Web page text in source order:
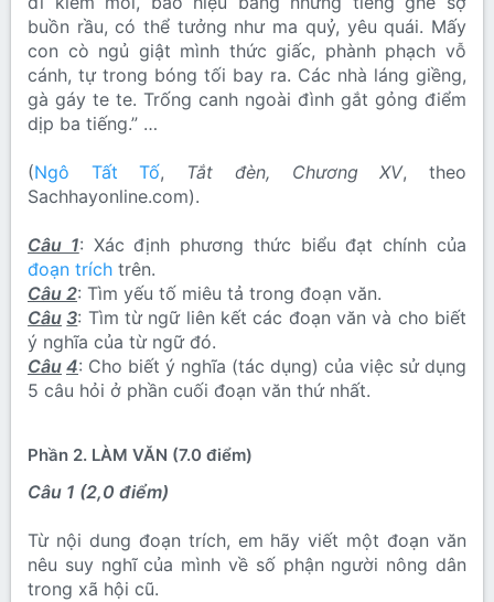
buồn rầu, có thể tưởng như ma quỷ, yêu quái. Mấy
con cò ngủ giật mình thức giấc, phành phạch vỗ
cánh, tự trong bóng tối bay ra. Các nhà láng giềng,
gà gáy te te. Trống canh ngoài đình gắt gỏng điểm
dịp ba tiếng.” …
(Ngô Tất Tố, Tắt đèn, Chương XV, theo
Sachhayonline.com).
Câu 1: Xác định phương thức biểu đạt chính của
đoạn trích trên.
Câu 2: Tìm yếu tố miêu tả trong đoạn văn.
Câu 3: Tìm từ ngữ liên kết các đoạn văn và cho biết
ý nghĩa của từ ngữ đó.
Câu 4: Cho biết ý nghĩa (tác dụng) của việc sử dụng
5 câu hỏi ở phần cuối đoạn văn thứ nhất.
Phần 2. LÀM VĂN (7.0 điểm)
Câu 1 (2,0 điểm)
Từ nội dung đoạn trích, em hãy viết một đoạn văn
nêu suy nghĩ của mình về số phận người nông dân
trong xã hội cũ.